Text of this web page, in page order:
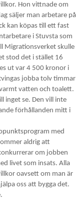
Hon vittnade om
säljer man arbetare på
kan köpas till ett fast
i Stuvsta som
Migrationsverket skulle
stod det i stället 16
ut var 4 500 kronor i
jobba tolv timmar
vatten och toalett.
inget se. Den vill inte
förhållanden mitt i
med
aldrig att
om jobben
livet som insats. Alla
oavsett om man är
oss att bygga det.